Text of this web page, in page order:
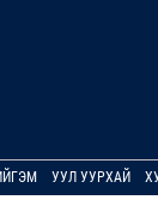
УУЛ УУРХАЙ